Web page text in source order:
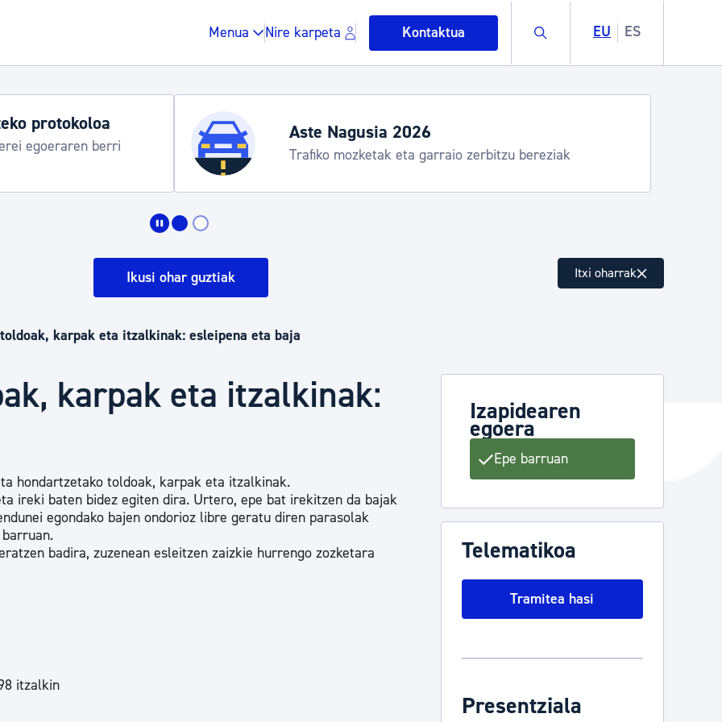
Menua Nire karpeta Kontaktua Buscar EU ES
Gune publikoa, hondakinak eta ingurumena
Berdintasuna, Giza Eskubideak eta bizikidetza
Kultura
Udako ordutegiak eta zerbitzuak
Udalinfo, Donostia Kirola, Donostia Kultura, San Telmo,
Urgull, Hondalea, Turismoa
Ikusi ohar guztiak Itxi oharrak
karpak eta itzalkinak: esleipena eta baja
karpak eta itzalkinak:
hondartzetako toldoak, karpak eta itzalkinak.
ireki baten bidez egiten dira. Urtero, epe bat irekitzen da bajak
egondako bajen ondorioz libre geratu diren parasolak
badira, zuzenean esleitzen zaizkie hurrengo zozketara
itzalkin
Izapidearen
egoera
Epe barruan
Telematikoa
Tramitea hasi
Presentziala